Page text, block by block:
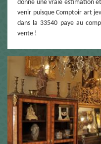
donne une vraie estimation
venir puisque Comptoir art
dans la 33540 paye au
vente !